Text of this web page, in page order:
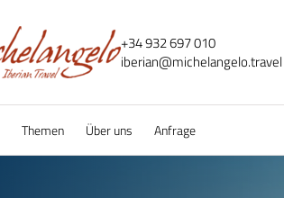
+34 932 697 010
iberian@michelangelo.travel
Themen Über uns Anfrage